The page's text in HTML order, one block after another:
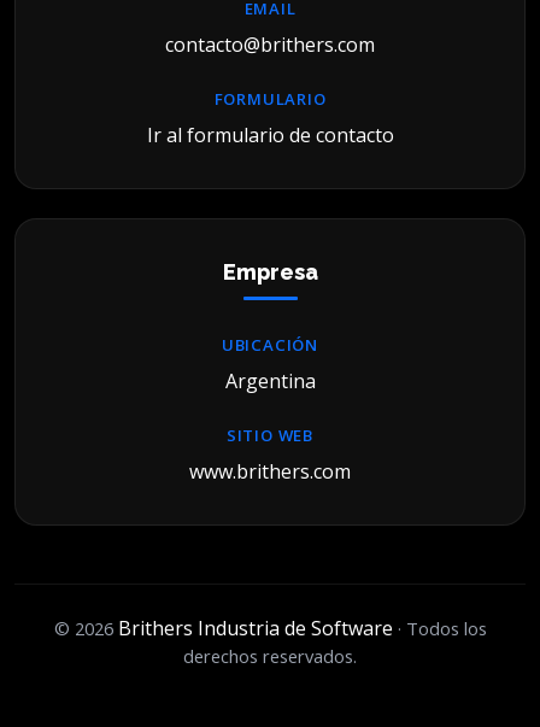
EMAIL
contacto@brithers.com
FORMULARIO
Ir al formulario de contacto
Empresa
UBICACIÓN
Argentina
SITIO WEB
www.brithers.com
© 2026 Brithers Industria de Software · Todos los
derechos reservados.